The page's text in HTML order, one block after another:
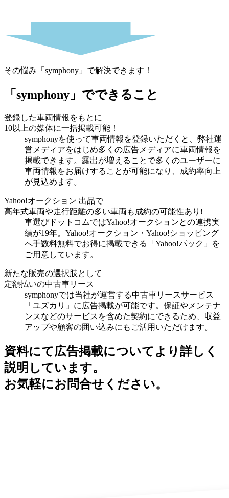
その悩み 「symphony」 で解決できます！
「symphony」 でできること
登録した車両情報をもとに
10以上の媒体に一括掲載可能！
symphonyを使って車両情報を登録いただくと、弊社運
営メディアをはじめ多くの広告メディアに車両情報を
掲載できます。露出が増えることで多くのユーザーに
車両情報をお届けすることが可能になり、成約率向上
が見込めます。
Yahoo!オークション 出品で
高年式車両や走行距離の多い車両も成約の可能性あり!
車選びドットコムではYahoo!オークションとの連携実
績が19年。Yahoo!オークション・Yahoo!ショッピング
へ手数料無料でお得に掲載できる「Yahoo!パック」を
ご用意しています。
新たな販売の選択肢として
定額払いの中古車リース
symphonyでは当社が運営する中古車リースサービス
「ユズカリ」に広告掲載が可能です。保証やメンテナ
ンスなどのサービスを含めた契約にできるため、収益
アップや顧客の囲い込みにもご活用いただけます。
資料にて広告掲載についてより詳しく
説明しています。
お気軽にお問合せください。